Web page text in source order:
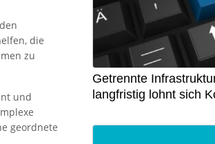
die
zu
und
geordnete
Getrennte
langfristig lohnt sich